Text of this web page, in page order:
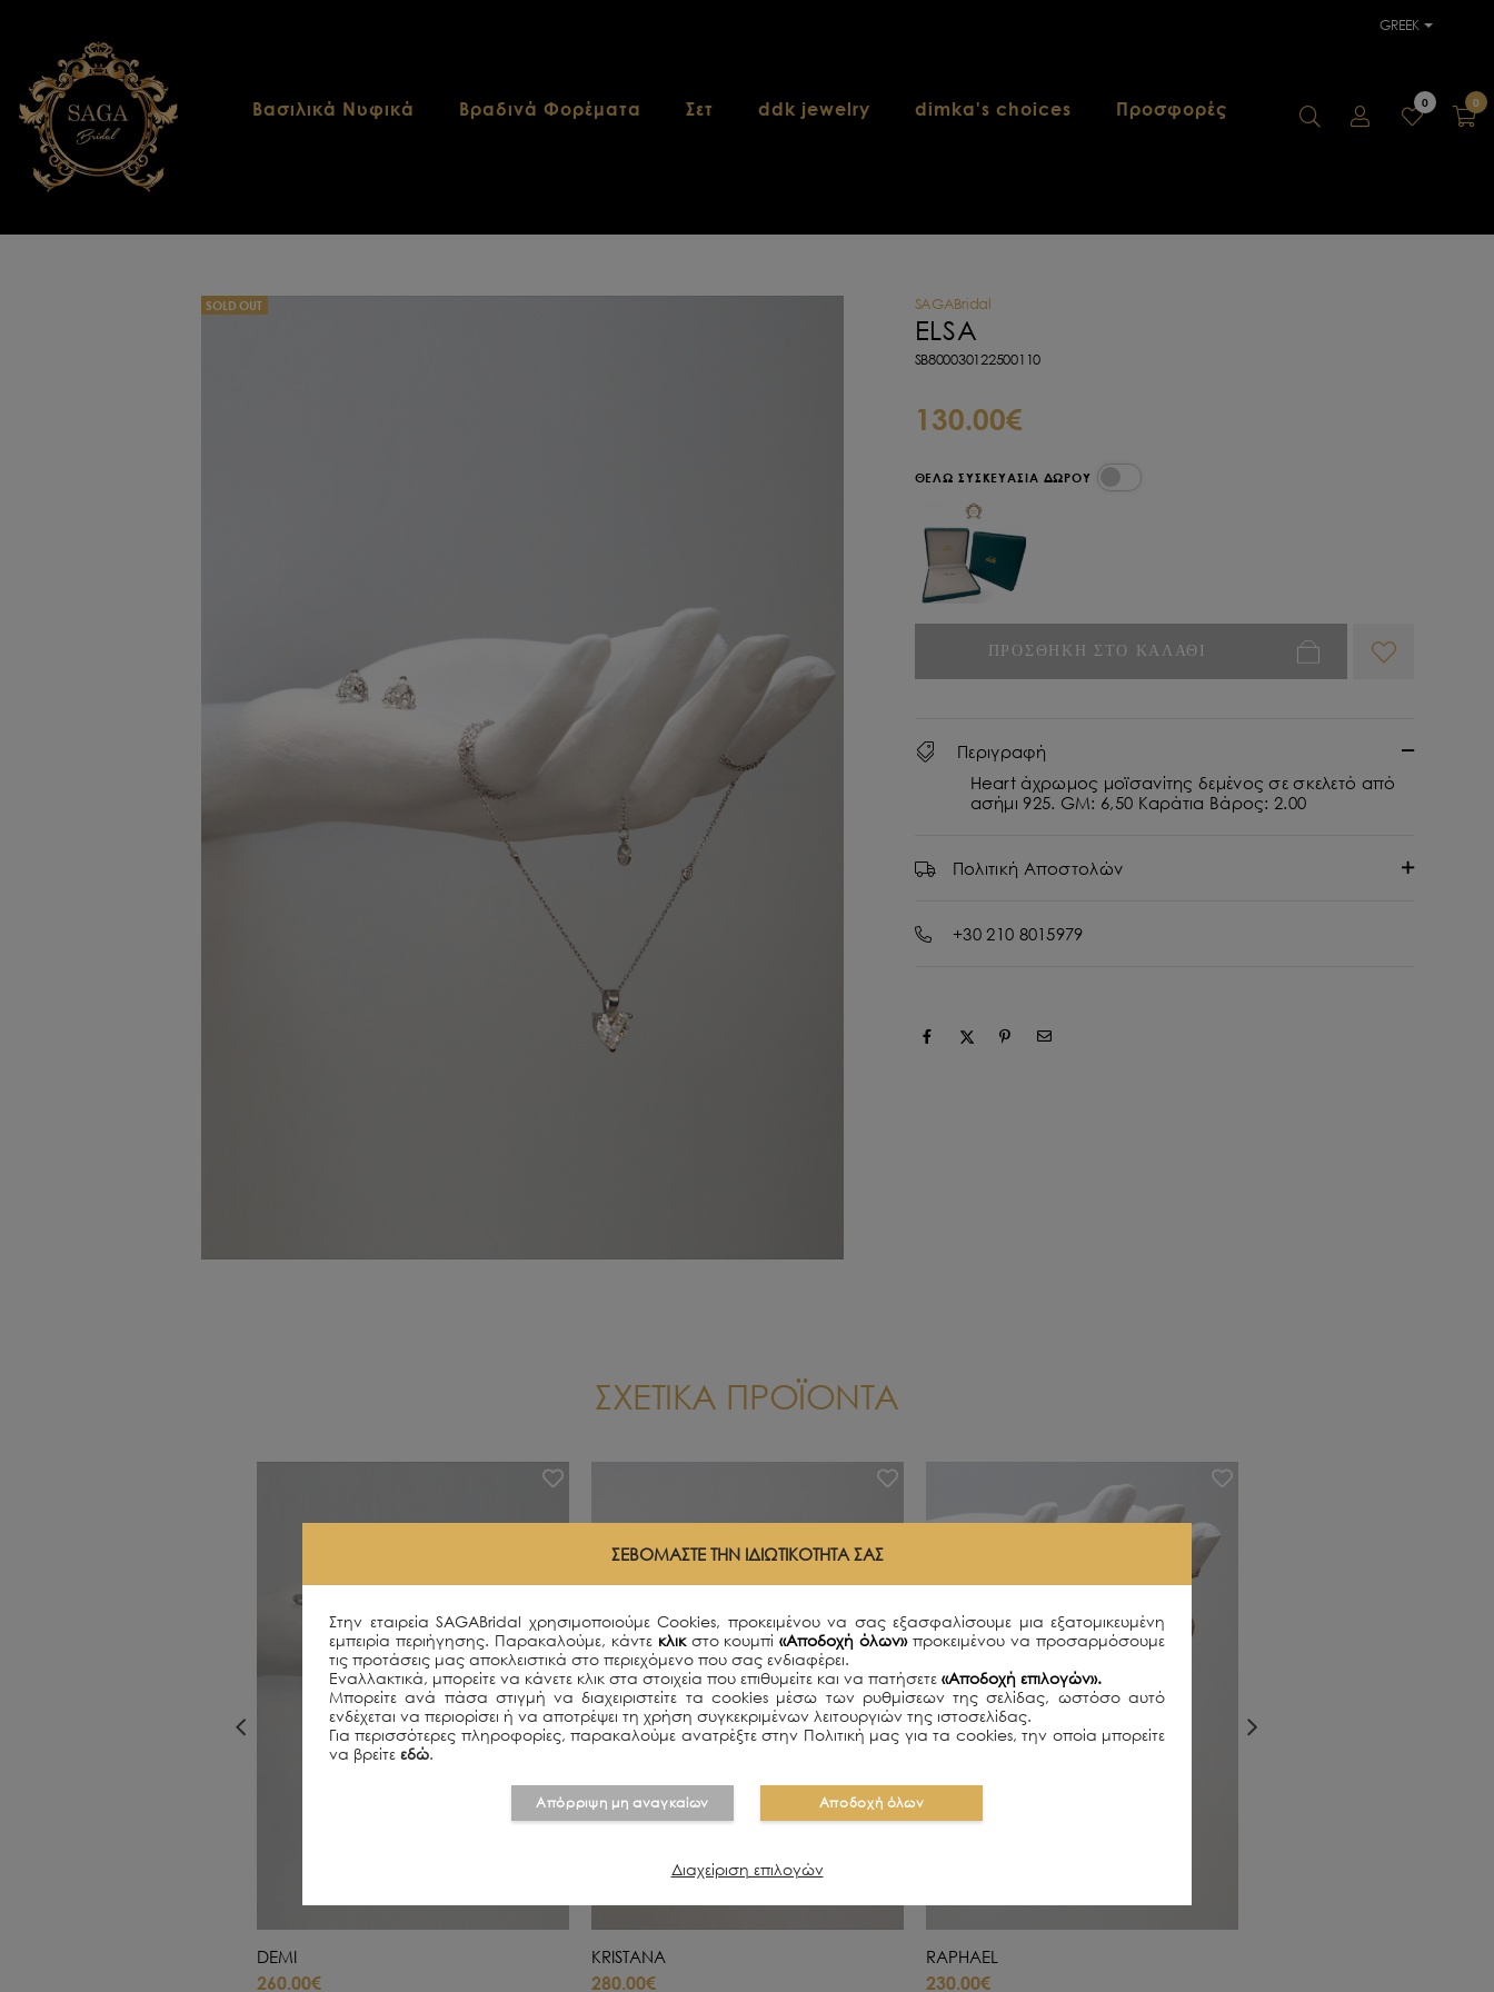
GREEK
Βασιλικά Νυφικά Βραδινά Φορέματα Σετ ddk jewelry dimka's choices Προσφορές 0 0
SOLD OUT SAGABridal
ELSA
SB800030122500110
130.00€
ΘΕΛΩ ΣΥΣΚΕΥΑΣΙΑ ΔΩΡΟΥ
ΠΡΟΣΘΗΚΗ ΣΤΟ ΚΑΛΑΘΙ
Περιγραφή
Heart άχρωμος μοϊσανίτης δεμένος σε σκελετό από
ασήμι 925. GM: 6,50 Καράτια Βάρος: 2.00
Πολιτική Αποστολών
+30 210 8015979
ΣΧΕΤΙΚΑ ΠΡΟΪΟΝΤΑ
DEMI
260.00€
KRISTANA
280.00€
RAPHAEL
230.00€
ΣΕΒΌΜΑΣΤΕ ΤΗΝ ΙΔΙΩΤΙΚΌΤΗΤΆ ΣΑΣ
Στην εταιρεία SAGABridal χρησιμοποιούμε Cookies, προκειμένου να σας εξασφαλίσουμε μια εξατομικευμένη
εμπειρία περιήγησης. Παρακαλούμε, κάντε κλικ στο κουμπί«Αποδοχή όλων»προκειμένου να προσαρμόσουμε
τις προτάσεις μας αποκλειστικά στο περιεχόμενο που σας ενδιαφέρει.
Εναλλακτικά, μπορείτε να κάνετε κλικ στα στοιχεία που επιθυμείτε και να πατήσετε «Αποδοχή επιλογών».
Μπορείτε ανά πάσα στιγμή να διαχειριστείτε τα cookies μέσω των ρυθμίσεων της σελίδας, ωστόσο αυτό
ενδέχεται να περιορίσει ή να αποτρέψει τη χρήση συγκεκριμένων λειτουργιών της ιστοσελίδας.
Για περισσότερες πληροφορίες, παρακαλούμε ανατρέξτε στην Πολιτική μας για τα cookies, την οποία μπορείτε
να βρείτε εδώ.
Απόρριψη μη αναγκαίων Αποδοχή όλων
Διαχείριση επιλογών